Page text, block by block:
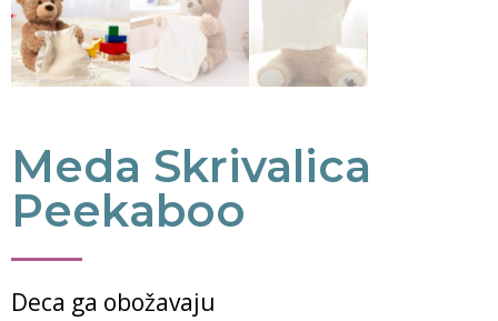
Meda Skrivalica
Peekaboo
Deca ga obožavaju